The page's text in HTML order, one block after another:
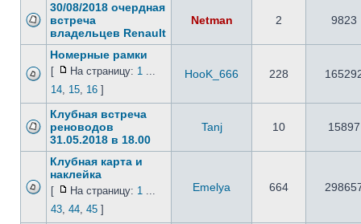
30/08/2018 очердная
встреча
владельцев Renault
Netman 2 9823
Номерные рамки
[ На страницу: 1 ...
14, 15, 16 ]
HooK_666 228
Клубная встреча
реноводов
31.05.2018 в 18.00
Tanj 10 15897
Клубная карта и
наклейка
[ На страницу: 1 ...
43, 44, 45 ]
Emelya 664